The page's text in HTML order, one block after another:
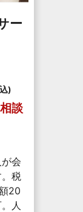
ー
)
談
会
税
20
人